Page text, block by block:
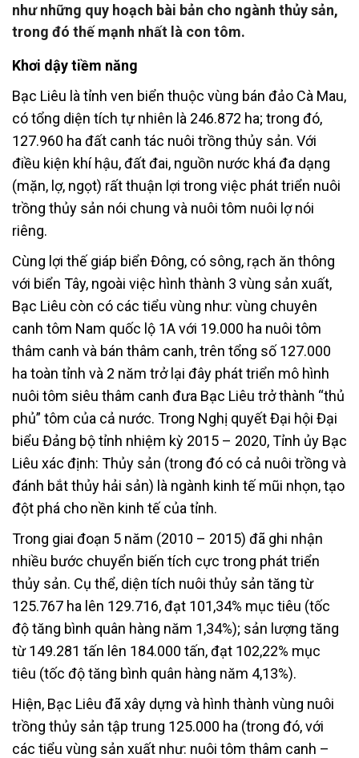
như những quy hoạch bài bản cho ngành thủy sản,
trong đó thế mạnh nhất là con tôm.
Khơi dậy tiềm năng
Bạc Liêu là tỉnh ven biển thuộc vùng bán đảo Cà Mau,
có tổng diện tích tự nhiên là 246.872 ha; trong đó,
127.960 ha đất canh tác nuôi trồng thủy sản. Với
điều kiện khí hậu, đất đai, nguồn nước khá đa dạng
(mặn, lợ, ngọt) rất thuận lợi trong việc phát triển nuôi
trồng thủy sản nói chung và nuôi tôm nuôi lợ nói
riêng.
Cùng lợi thế giáp biển Đông, có sông, rạch ăn thông
với biển Tây, ngoài việc hình thành 3 vùng sản xuất,
Bạc Liêu còn có các tiểu vùng như: vùng chuyên
canh tôm Nam quốc lộ 1A với 19.000 ha nuôi tôm
thâm canh và bán thâm canh, trên tổng số 127.000
ha toàn tỉnh và 2 năm trở lại đây phát triển mô hình
nuôi tôm siêu thâm canh đưa Bạc Liêu trở thành “thủ
phủ” tôm của cả nước. Trong Nghị quyết Đại hội Đại
biểu Đảng bộ tỉnh nhiệm kỳ 2015 – 2020, Tỉnh ủy Bạc
Liêu xác định: Thủy sản (trong đó có cả nuôi trồng và
đánh bắt thủy hải sản) là ngành kinh tế mũi nhọn, tạo
đột phá cho nền kinh tế của tỉnh.
Trong giai đoạn 5 năm (2010 – 2015) đã ghi nhận
nhiều bước chuyển biến tích cực trong phát triển
thủy sản. Cụ thể, diện tích nuôi thủy sản tăng từ
125.767 ha lên 129.716, đạt 101,34% mục tiêu (tốc
độ tăng bình quân hàng năm 1,34%); sản lượng tăng
từ 149.281 tấn lên 184.000 tấn, đạt 102,22% mục
tiêu (tốc độ tăng bình quân hàng năm 4,13%).
Hiện, Bạc Liêu đã xây dựng và hình thành vùng nuôi
trồng thủy sản tập trung 125.000 ha (trong đó, với
các tiểu vùng sản xuất như: nuôi tôm thâm canh –